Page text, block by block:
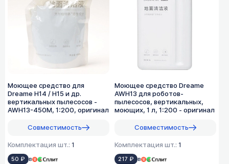
Моющее средство для
Dreame H14 / H15 и др.
вертикальных пылесосов -
AWH13-450M, 1:200, оригинал
Совместимость
Комплектация шт.: 1
50 ₽ в
Моющее средство Dreame
AWH13 для роботов-
пылесосов, вертикальных,
моющих, 1 л, 1:200 - оригинал
Совместимость
Комплектация шт.: 1
217 ₽ в